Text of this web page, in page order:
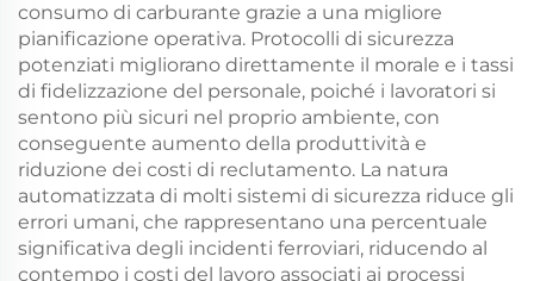
consumo di carburante grazie a una migliore
pianificazione operativa. Protocolli di sicurezza
potenziati migliorano direttamente il morale e i tassi
di fidelizzazione del personale, poiché i lavoratori si
sentono più sicuri nel proprio ambiente, con
conseguente aumento della produttività e
riduzione dei costi di reclutamento. La natura
automatizzata di molti sistemi di sicurezza riduce gli
errori umani, che rappresentano una percentuale
significativa degli incidenti ferroviari, riducendo al
contempo i costi del lavoro associati ai processi